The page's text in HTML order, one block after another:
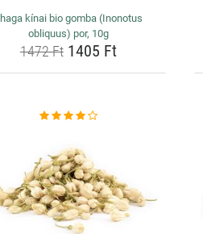
kínai bio gomba (Inonotus
obliquus) por, 10g
1472 Ft1405 Ft